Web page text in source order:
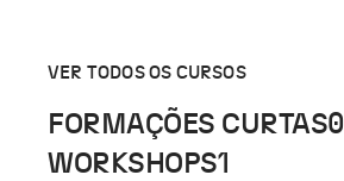
VER TODOS OS CURSOS
FORMAÇÕES CURTAS0
WORKSHOPS1